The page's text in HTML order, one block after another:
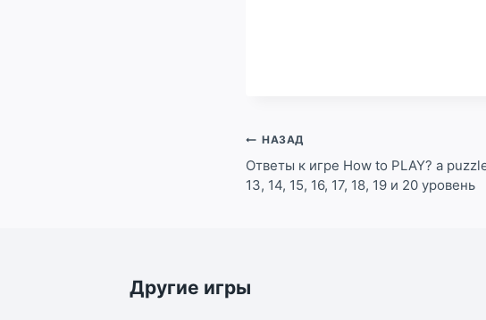
Навигация
по
записям
НАЗАД
Ответы к игре How to PLAY? a
13, 14, 15, 16, 17, 18, 19 и 20 уровень
Другие игры